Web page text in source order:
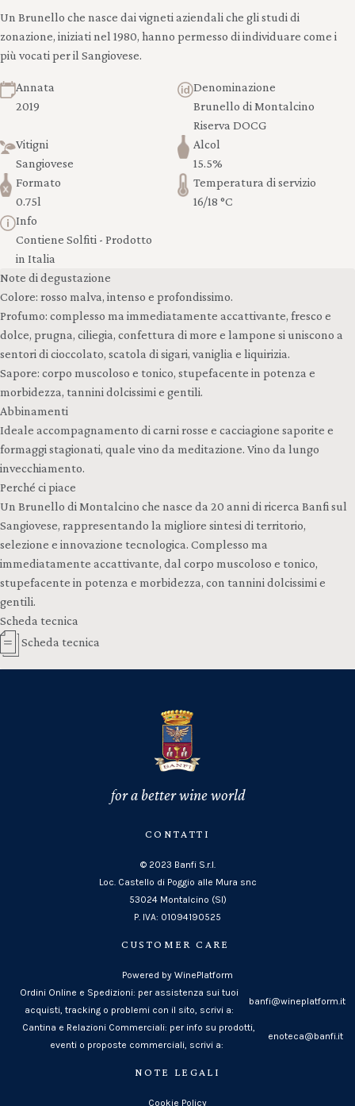
Un Brunello che nasce dai vigneti aziendali che gli studi di
zonazione, iniziati nel 1980, hanno permesso di individuare come i
più vocati per il Sangiovese.
Annata
2019
Denominazione
Brunello di Montalcino
Riserva DOCG
Vitigni
Sangiovese
Alcol
15.5%
Formato
0.75l
Temperatura di servizio
16/18 °C
Info
Contiene Solfiti - Prodotto
in Italia
Note di degustazione
Colore: rosso malva, intenso e profondissimo.
Profumo: complesso ma immediatamente accattivante, fresco e
dolce, prugna, ciliegia, confettura di more e lampone si uniscono a
sentori di cioccolato, scatola di sigari, vaniglia e liquirizia.
Sapore: corpo muscoloso e tonico, stupefacente in potenza e
morbidezza, tannini dolcissimi e gentili.
Abbinamenti
Ideale accompagnamento di carni rosse e cacciagione saporite e
formaggi stagionati, quale vino da meditazione. Vino da lungo
invecchiamento.
Perché ci piace
Un Brunello di Montalcino che nasce da 20 anni di ricerca Banfi sul
Sangiovese, rappresentando la migliore sintesi di territorio,
selezione e innovazione tecnologica. Complesso ma
immediatamente accattivante, dal corpo muscoloso e tonico,
stupefacente in potenza e morbidezza, con tannini dolcissimi e
gentili.
Scheda tecnica
Scheda tecnica
for a better wine world
CONTATTI
© 2023 Banfi S.r.l.
Loc. Castello di Poggio alle Mura snc
53024 Montalcino (SI)
P. IVA: 01094190525
CUSTOMER CARE
Powered by WinePlatform
Ordini Online e Spedizioni: per assistenza sui tuoi
acquisti, tracking o problemi con il sito, scrivi a:
banfi@wineplatform.it
Cantina e Relazioni Commerciali: per info su prodotti,
eventi o proposte commerciali, scrivi a:
enoteca@banfi.it
NOTE LEGALI
Cookie Policy